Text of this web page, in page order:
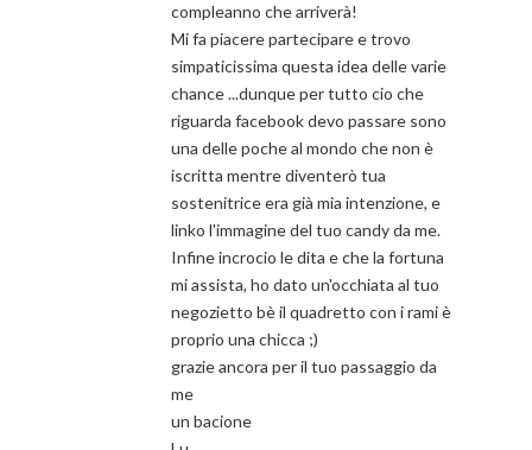
compleanno che arriverà!
Mi fa piacere partecipare e trovo
simpaticissima questa idea delle varie
chance ...dunque per tutto cio che
riguarda facebook devo passare sono
una delle poche al mondo che non è
iscritta mentre diventerò tua
sostenitrice era già mia intenzione, e
linko l'immagine del tuo candy da me.
Infine incrocio le dita e che la fortuna
mi assista, ho dato un'occhiata al tuo
negozietto bè il quadretto con i rami è
proprio una chicca ;)
grazie ancora per il tuo passaggio da
me
un bacione